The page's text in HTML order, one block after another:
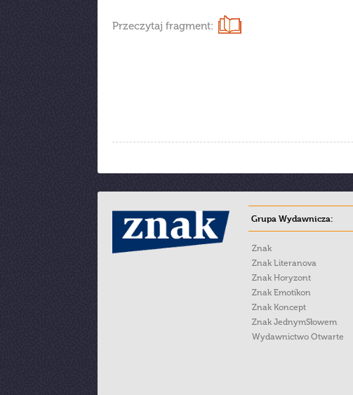
Przeczytaj fragment:
Grupa Wydawnicza:
Znak
Znak Literanova
Znak Horyzont
Znak Emotikon
Znak Koncept
Znak JednymSłowem
Wydawnictwo Otwarte